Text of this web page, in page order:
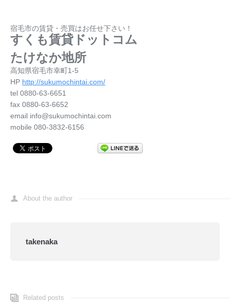
宿毛市の賃貸・売買はお任せ下さい！
すくも賃貸ドットコム
たけなか地所
高知県宿毛市幸町1-5
HP http://sukumochintai.com/
tel 0880-63-6651
fax 0880-63-6652
email info@sukumochintai.com
mobile 080-3832-6156
About the author
takenaka
Related posts